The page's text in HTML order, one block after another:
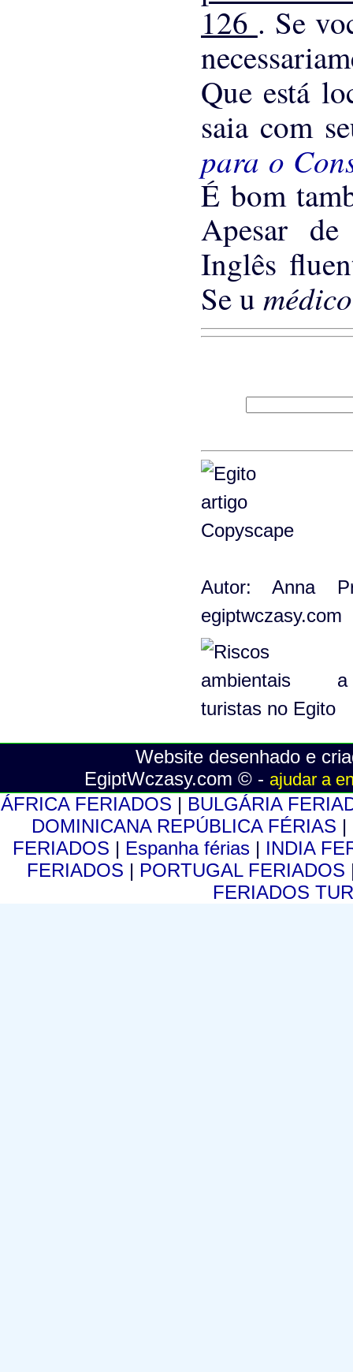
126 . Se
Que está
saia com
para o
É bom
Apesar
Inglês
Se u
Autor: Anna
egiptwczasy.com
Website desenhado e
EgiptWczasy.com © - ajudar a
ÁFRICA FERIADOS | BULGÁRIA
DOMINICANA REPÚBLICA FÉRIAS |
FERIADOS | Espanha férias | INDIA
FERIADOS | PORTUGAL FERIADOS
FERIADOS